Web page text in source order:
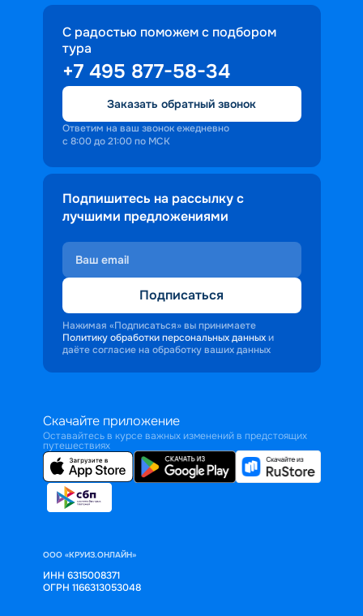
С радостью поможем с подбором
тура
+7 495 877-58-34
Заказать обратный звонок
Ответим на ваш звонок ежедневно
с 8:00 до 21:00 по МСК
Подпишитесь на рассылку с
лучшими предложениями
Подписаться
Нажимая «Подписаться» вы принимаете
Политику обработки персональных данных и
даёте согласие на обработку ваших данных
Скачайте приложение
Оставайтесь в курсе важных изменений в предстоящих
путешествиях
ООО «КРУИЗ.ОНЛАЙН»
ИНН 6315008371
ОГРН 1166313053048